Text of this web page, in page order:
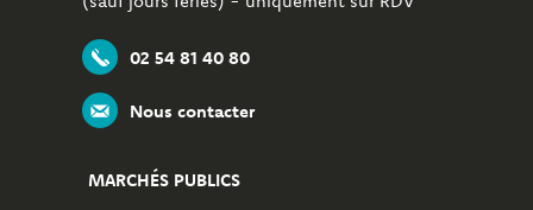
02 54 81 40 80
Nous contacter
MARCHÉS PUBLICS